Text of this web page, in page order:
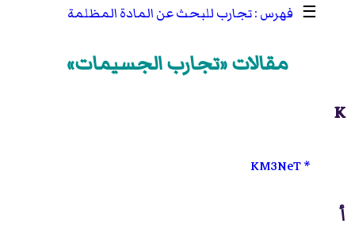
☰ تجارب للبحث عن المادة المظلمة
مقالات «تجارب الجسيمات»
K
KM3NeT
أ